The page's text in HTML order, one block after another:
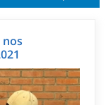
nos